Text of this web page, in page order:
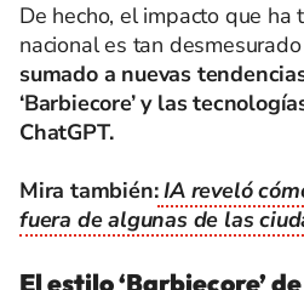
De hecho, el impacto que ha
nacional es tan
sumado a nuevas
‘Barbiecore’ y las
ChatGPT.
Mira también:IA reveló
fuera de algunas de las
El estilo ‘Barbiecore’